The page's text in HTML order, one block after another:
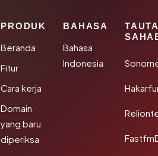
PRODUK
Beranda
Fitur
Cara kerja
Domain
yang baru
diperiksa
BAHASA
Bahasa
Indonesia